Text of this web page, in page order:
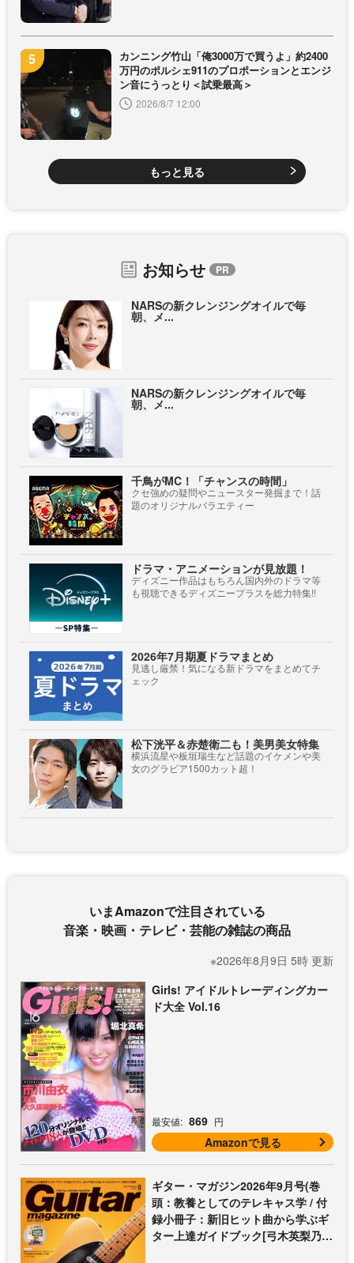
カンニング竹山「俺3000万で買うよ」約2400
万円のポルシェ911のプロポーションとエンジ
ン音にうっとり＜試乗最高＞
2026/8/7 12:00
もっと見る
お知らせ
NARSの新クレンジングオイルで毎
朝、メ...
NARSの新クレンジングオイルで毎
朝、メ...
千鳥がMC！「チャンスの時間」
クセ強めの疑問やニュースター発掘まで！話
題のオリジナルバラエティー
ドラマ・アニメーションが見放題！
ディズニー作品はもちろん国内外のドラマ等
も視聴できるディズニープラスを総力特集!!
2026年7月期夏ドラマまとめ
見逃し厳禁！気になる新ドラマをまとめてチ
ェック
松下洸平＆赤楚衛二も！美男美女特集
横浜流星や板垣瑞生など話題のイケメンや美
女のグラビア1500カット超！
いまAmazonで注目されている
音楽・映画・テレビ・芸能の雑誌の商品
※2026年8月9日 5時 更新
Girls! アイドルトレーディングカー
ド大全 Vol.16
最安値: 869 円
Amazonで見る
ギター・マガジン2026年9月号(巻
頭：教養としてのテレキャス学 / 付
録小冊子：新旧ヒット曲から学ぶギ
ター上達ガイドブック[弓木英梨乃の